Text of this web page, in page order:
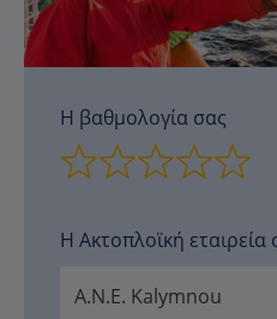
Η βαθμολογία σας
Η Ακτοπλοϊκή εταιρεία